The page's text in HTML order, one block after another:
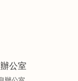
公室